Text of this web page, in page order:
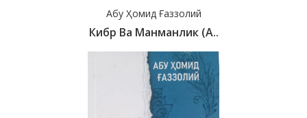
Абу Ҳомид Ғаззолий
Кибр Ва Манманлик (А..